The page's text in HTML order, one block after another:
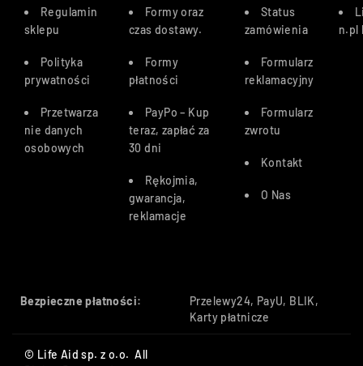
Regulamin
sklepu
Polityka
prywatności
Przetwarza
nie danych
osobowych
Formy oraz
czas dostawy.
Formy
płatności
PayPo – Kup
teraz, zapłać za
30 dni
Rękojmia,
gwarancja,
reklamacje
Status
zamówienia
Formularz
reklamacyjny
Formularz
zwrotu
Kontakt
O Nas
n.pl
Bezpieczne płatności:
Przelewy24, PayU, BLIK,
Karty płatnicze
© Life Aid sp. z o.o. All